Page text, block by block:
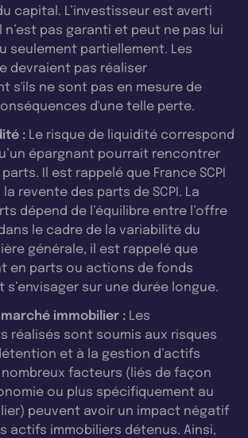
capital. L’investisseur est averti
pas garanti et peut ne pas lui
seulement partiellement. Les
devraient pas réaliser
s'ils ne sont pas en mesure de
d'une telle perte.
: Le risque de liquidité correspond
épargnant pourrait rencontrer
Il est rappelé que France SCPI
revente des parts de SCPI. La
dépend de l’équilibre entre l’offre
le cadre de la variabilité du
générale, il est rappelé que
en parts ou actions de fonds
s’envisager sur une durée longue.
marché immobilier : Les
réalisés sont soumis aux risques
et à la gestion d’actifs
nombreux facteurs (liés de façon
ou plus spécifiquement au
peuvent avoir un impact négatif
actifs immobiliers détenus. Ainsi,